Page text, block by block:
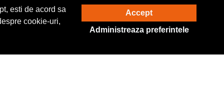
our products are exported to over 120 countries and regions
the world.
esti de acord sa
cookie-uri,
Accept
Administreaza preferintele